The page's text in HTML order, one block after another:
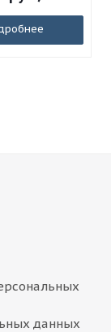
данных